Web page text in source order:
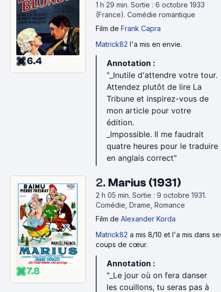
moins dangereux en liberté qu'en prison.
_Pourquoi ?
_Parce qu'en prison il contamine les innocents.
(Buffet froid)
_Il y a des patrons de gauche ! Je tiens à vous
_Oui, et y'a aussi des poissons volants mais qui ne
constituent pas la majorité du genre
Dans les endroits déserts, vaut mieux toujours être
aimable. Ca coûte rien et ça économise les
cartouches. C'est pour ça que tu vas fermer ta
(Cent mille dollars au soleil)
_Je te remercie, tu aurais pu venir me chercher !
_J'absoudrais un étranger de me sortir un tel
sophisme... mais toi ! Toi, le compagnon de l'ermite,
le témoin du sage ! Toi qui aurais pu être mon
disciple si tu n'étais pas que fantasme et courant
d'air...
_J'ai rencontré Freddy !
6.4
1 h 29 min. Sortie : 6 octobre 1933
(France). Comédie romantique
Film de Frank Capra
Matrick82 l'a mis en envie.
Annotation :
"_Inutile d'attendre votre tour.
Attendez plutôt de lire La
Tribune et inspirez-vous de
mon article pour votre
édition.
_Impossible. Il me faudrait
quatre heures pour le traduire
en anglais correct"
7.8
2. Marius (1931)
2 h 05 min. Sortie : 9 octobre 1931.
Comédie, Drame, Romance
Film de Alexander Korda
Matrick82 a mis 8/10 et l'a mis dans
coups de cœur.
Annotation :
"_Le jour où on fera danser
les couillons, tu seras pas à